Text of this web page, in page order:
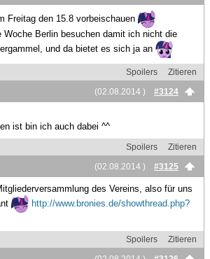
Freitag den 15.8 vorbeischauen
Woche Berlin besuchen damit ich nicht die
und da bietet es sich ja an
Spoilers
Zitieren
(02.08.2014 )
#3124
ist bin ich auch dabei ^^
Spoilers
Zitieren
(02.08.2014 )
#3125
des Vereins, also für uns
http://www.bronies.de/showthread.php?
Spoilers
Zitieren